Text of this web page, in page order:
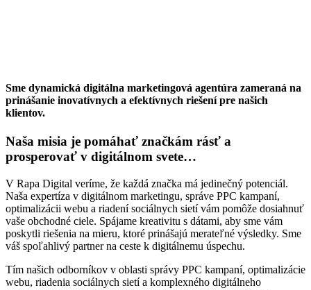
Sme dynamická digitálna marketingová agentúra zameraná na
prinášanie inovatívnych a efektívnych riešení pre našich
klientov.
Naša misia je pomáhať značkám rásť a
prosperovať v digitálnom svete…
V Rapa Digital veríme, že každá značka má jedinečný potenciál.
Naša expertíza v digitálnom marketingu, správe PPC kampaní,
optimalizácii webu a riadení sociálnych sietí vám pomôže dosiahnuť
vaše obchodné ciele. Spájame kreativitu s dátami, aby sme vám
poskytli riešenia na mieru, ktoré prinášajú merateľné výsledky. Sme
váš spoľahlivý partner na ceste k digitálnemu úspechu.
Tím našich odborníkov v oblasti správy PPC kampaní, optimalizácie
webu, riadenia sociálnych sietí a komplexného digitálneho